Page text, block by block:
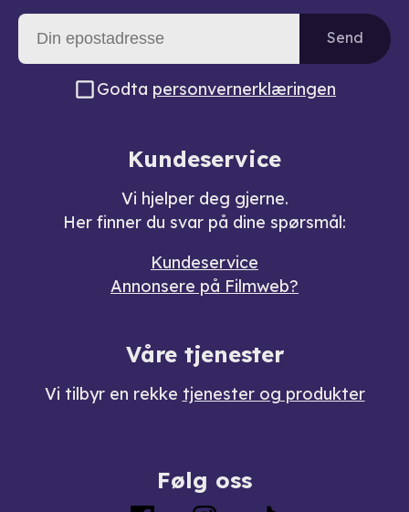
Send
Godta personvernerklæringen
Kundeservice
Vi hjelper deg gjerne.
Her finner du svar på dine spørsmål:
Kundeservice
Annonsere på Filmweb?
Våre tjenester
Vi tilbyr en rekke tjenester og produkter
Følg oss